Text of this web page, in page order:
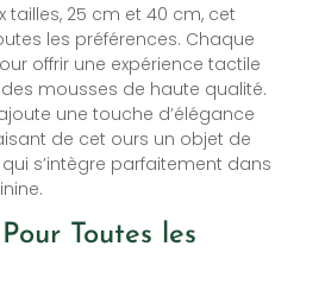
tailles, 25 cm et 40 cm, cet
les préférences. Chaque
offrir une expérience tactile
mousses de haute qualité.
une touche d’élégance
de cet ours un objet de
s’intègre parfaitement dans
Toutes les